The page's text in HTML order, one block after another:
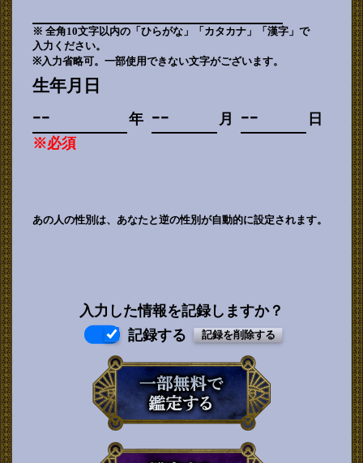
※ 全角10文字以内の「ひらがな」「カタカナ」「漢字」で
入力ください。
※入力省略可。一部使用できない文字がございます。
生年月日
年 月
日
※必須
あの人の性別は、あなたと逆の性別が自動的に設定されます。
入力した情報を記録しますか？
記録する